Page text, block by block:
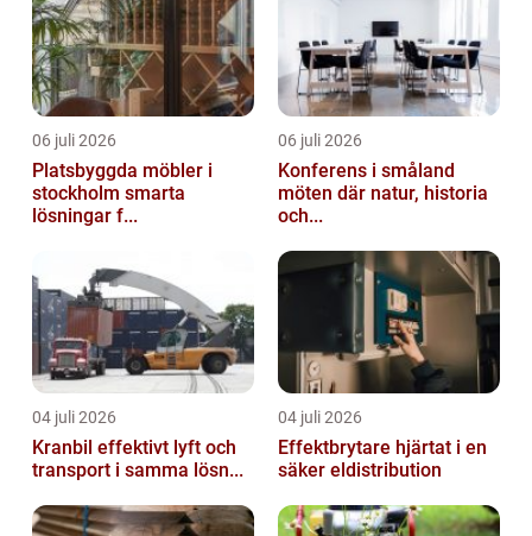
06 juli 2026
Platsbyggda möbler i
stockholm smarta
lösningar f...
06 juli 2026
Konferens i småland
möten där natur, historia
och...
04 juli 2026
Kranbil effektivt lyft och
transport i samma lösn...
04 juli 2026
Effektbrytare hjärtat i en
säker eldistribution